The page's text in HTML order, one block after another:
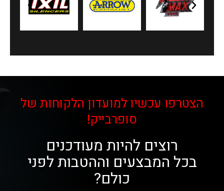
הצטרפו עכשיו למועדון הלקוחות של
סופרבייק!
רוצים להיות מעודכנים
בכל המבצעים וההטבות לפני
כולם?